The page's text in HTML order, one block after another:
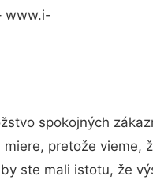
www.i-
spokojných
pretože vieme,
ste mali istotu, že